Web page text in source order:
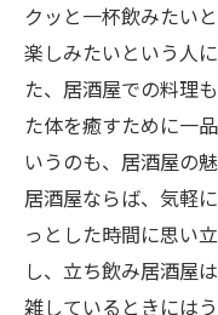
クッと一杯飲みたい
楽しみたいという人
た、居酒屋での料理
た体を癒すために一
いうのも、居酒屋の
居酒屋ならば、気軽
っとした時間に思い
し、立ち飲み居酒屋
雑しているときには